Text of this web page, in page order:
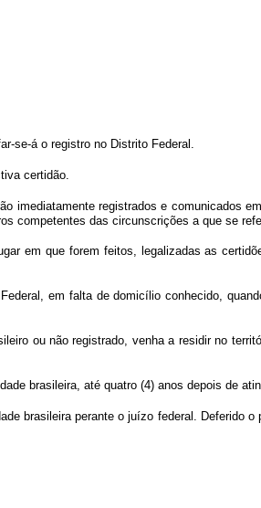
se-á o registro no Distrito Federal.
certidão.
imediatamente registrados e comunicados
competentes das circunscrições a que se
em que forem feitos, legalizadas as
em falta de domicílio conhecido,
ou não registrado, venha a residir no
brasileira, até quatro (4) anos depois de
brasileira perante o juízo federal. Deferido o